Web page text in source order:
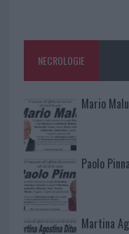
NECROLOGIE
Mario Malu
Paolo Pinna
Martina